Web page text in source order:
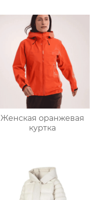
Женская оранжевая
куртка